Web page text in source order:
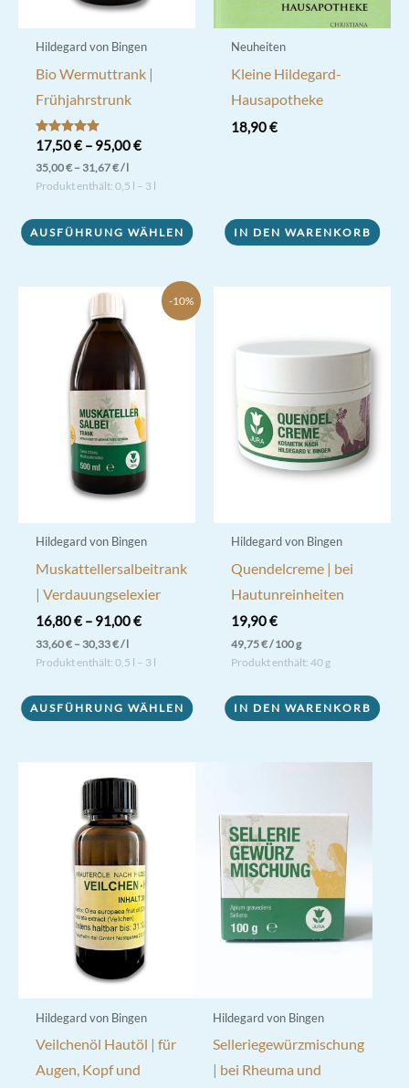
Hildegard von Bingen
Bio Wermuttrank |
Frühjahrstrunk
Bewertet mit
5.00
von 5
17,50€– 95,00€
35,00€–31,67€/l
Produkt enthält: 0,5 l – 3 l
AUSFÜHRUNG WÄHLEN
Produkt
mehrere
Varianten
Optionen
können
Produktseite
werden
Neuheiten
Kleine Hildegard-
Hausapotheke
18,90€
IN DEN WARENKORB
-10%
Hildegard von Bingen
Muskattellersalbeitrank
| Verdauungselexier
16,80€– 91,00€
33,60€–30,33€/l
Produkt enthält: 0,5 l – 3 l
AUSFÜHRUNG WÄHLEN
Produkt
mehrere
Varianten
Optionen
Produktseite
werden
Hildegard von Bingen
Quendelcreme | bei
Hautunreinheiten
19,90€
49,75€/100g
Produkt enthält: 40 g
IN DEN WARENKORB
Hildegard von Bingen
Veilchenöl Hautöl | für
Augen, Kopf und
Hildegard von Bingen
Selleriegewürzmischung
| bei Rheuma und